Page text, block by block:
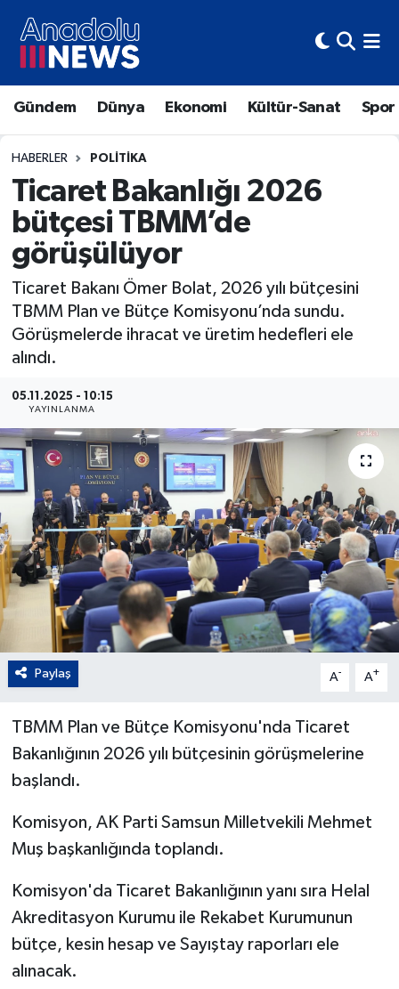
Gündem Dünya Ekonomi Kültür-Sanat Spor
HABERLER POLITIKA
Ticaret Bakanlığı 2026
bütçesi TBMM’de
görüşülüyor
Ticaret Bakanı Ömer Bolat, 2026 yılı bütçesini
TBMM Plan ve Bütçe Komisyonu’nda sundu.
Görüşmelerde ihracat ve üretim hedefleri ele
alındı.
05.11.2025 - 10:15
YAYINLANMA
Paylaş A- A+
TBMM Plan ve Bütçe Komisyonu'nda Ticaret
Bakanlığının 2026 yılı bütçesinin görüşmelerine
başlandı.
Komisyon, AK Parti Samsun Milletvekili Mehmet
Muş başkanlığında toplandı.
Komisyon'da Ticaret Bakanlığının yanı sıra Helal
Akreditasyon Kurumu ile Rekabet Kurumunun
bütçe, kesin hesap ve Sayıştay raporları ele
alınacak.
Hava Durumu
Trafik Durumu
Süper Lig Puan Durumu ve Fikstür
Tüm Manşetler
Son Dakika Haberleri
Haber Arşivi